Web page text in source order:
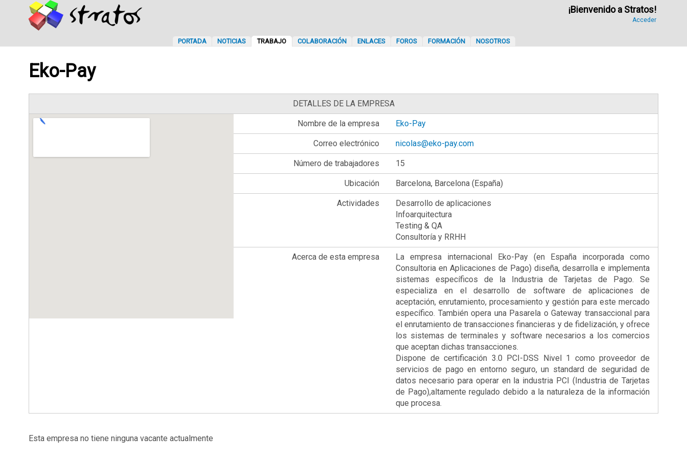
¡Bienvenido a Stratos!
Acceder
PORTADA NOTICIAS TRABAJO COLABORACIÓN ENLACES FOROS FORMACIÓN NOSOTROS
Eko-Pay
DETALLES DE LA EMPRESA
Nombre de la empresa Eko-Pay
Correo electrónico nicolas@eko-pay.com
Número de trabajadores 15
Ubicación Barcelona, Barcelona (España)
Actividades
Desarrollo de aplicaciones
Infoarquitectura
Testing & QA
Consultoría y RRHH
Acerca de esta empresa
La empresa internacional Eko-Pay (en España incorporada como
Consultoria en Aplicaciones de Pago) diseña, desarrolla e implementa
sistemas específicos de la Industria de Tarjetas de Pago. Se
especializa en el desarrollo de software de aplicaciones de
aceptación, enrutamiento, procesamiento y gestión para este mercado
específico. También opera una Pasarela o Gateway transaccional para
el enrutamiento de transacciones financieras y de fidelización, y ofrece
los sistemas de terminales y software necesarios a los comercios
que aceptan dichas transacciones.
Dispone de certificación 3.0 PCI-DSS Nivel 1 como proveedor de
servicios de pago en entorno seguro, un standard de seguridad de
datos necesario para operar en la industria PCI (Industria de Tarjetas
de Pago),altamente regulado debido a la naturaleza de la información
que procesa.
Esta empresa no tiene ninguna vacante actualmente